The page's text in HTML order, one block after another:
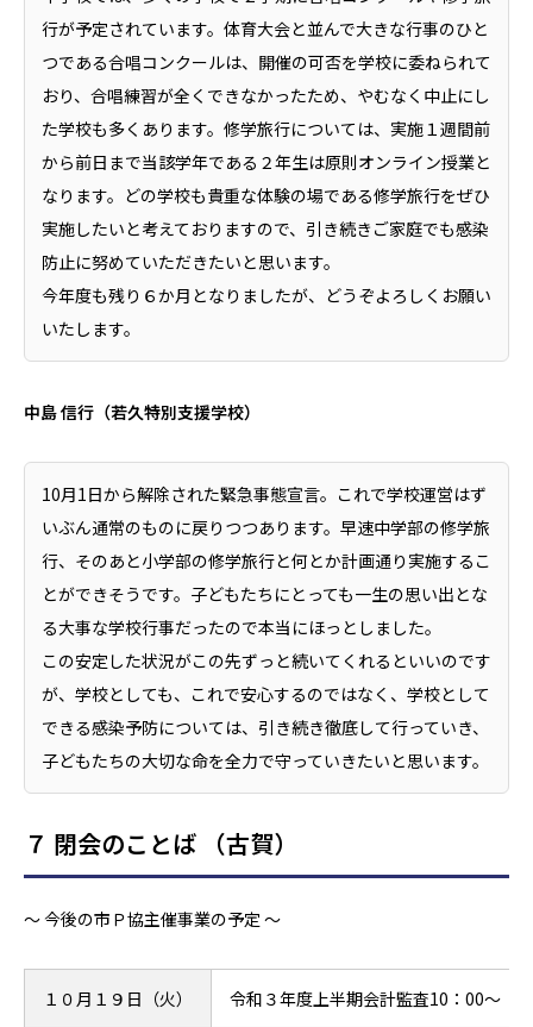
行が予定されています。体育大会と並んで大きな行事のひと
つである合唱コンクールは、開催の可否を学校に委ねられて
おり、合唱練習が全くできなかったため、やむなく中止にし
た学校も多くあります。修学旅行については、実施１週間前
から前日まで当該学年である２年生は原則オンライン授業と
なります。どの学校も貴重な体験の場である修学旅行をぜひ
実施したいと考えておりますので、引き続きご家庭でも感染
防止に努めていただきたいと思います。
今年度も残り６か月となりましたが、どうぞよろしくお願い
いたします。
中島 信行（若久特別支援学校）
10月1日から解除された緊急事態宣言。これで学校運営はず
いぶん通常のものに戻りつつあります。早速中学部の修学旅
行、そのあと小学部の修学旅行と何とか計画通り実施するこ
とができそうです。子どもたちにとっても一生の思い出とな
る大事な学校行事だったので本当にほっとしました。
この安定した状況がこの先ずっと続いてくれるといいのです
が、学校としても、これで安心するのではなく、学校として
できる感染予防については、引き続き徹底して行っていき、
子どもたちの大切な命を全力で守っていきたいと思います。
７ 閉会のことば （古賀）
～ 今後の市Ｐ協主催事業の予定 ～
１０月１９日（火） 令和３年度上半期会計監査10：00～